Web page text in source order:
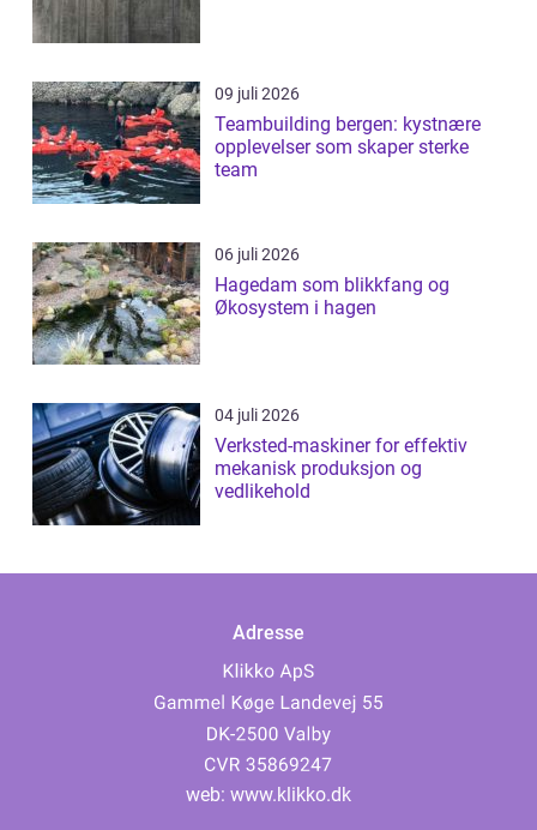
09 juli 2026
Teambuilding bergen: kystnære
opplevelser som skaper sterke
team
06 juli 2026
Hagedam som blikkfang og
Økosystem i hagen
04 juli 2026
Verksted-maskiner for effektiv
mekanisk produksjon og
vedlikehold
Adresse
web: www.klikko.dk